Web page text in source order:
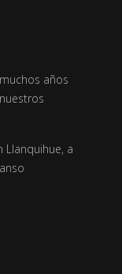
años
Llanquihue, a